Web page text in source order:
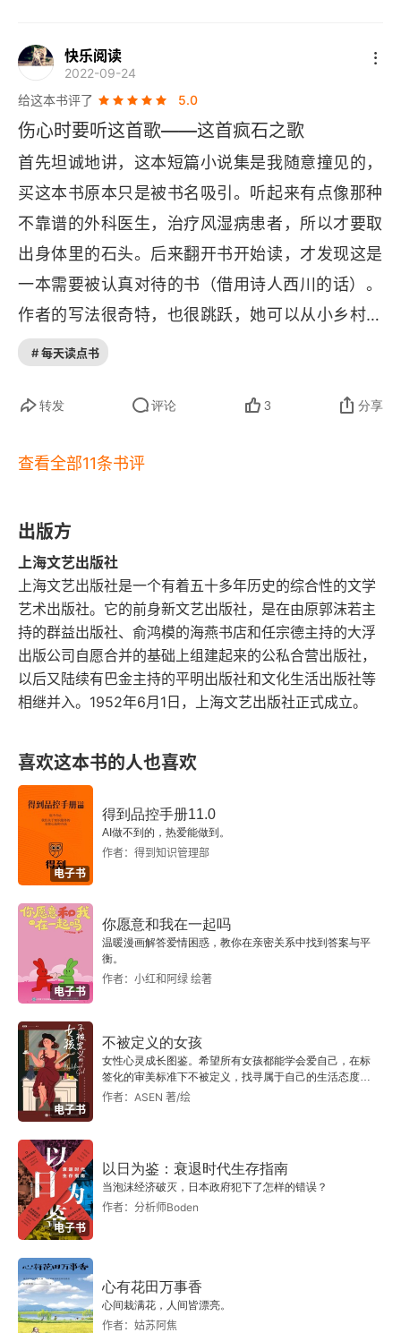
访艺术家朋友们。由于没钱，很多朋友从曼哈顿搬
向更远的地方。这让周婉京想到了 “翠贝卡”—— 它
离画廊群居的 SOHO 很近，却占据了全纽约最贵
的地段。几十年前，还有一些艺术家住在这里。
一个念头从她心中萌生：“我要写一些生活在翠贝
卡，又住不起房子的年轻人的故事。” 住不起房子
的年轻人，生活在城市的 “犄角旮旯”。一个生活在
纽约的女孩要打扮成 “福利姬”，在网上售卖自己的
性感写真才能生存下去。从《纽约最后一个政客》
《福利》《星星》等故事里，读者能够捕捉到这些
“小人物” 的人生百态。他们在努力融入纽约，却又
被种种困难阻挡在纽约的边缘。　　书中，“边缘”
理治疗小组的病人、偷盗的小夫妇、不会讲英文的
家…… 他们时常摇摆、漂泊，夹在各个群体中间，
却不属于任何一个群体。正如读者留言中的一
句：“故事虽然发生在纽约，但他们像是住在我们的
隔壁”。除了人物，周婉京也在故事话题上不断尝
试。抛开过去常写的普世话题，她开始将目光投向
了流量、网暴、直播带货、MCN 等。经过两年的
尝试，《取出疯石》这样一部相对稳定和成熟的作
离的城市故事。　　多重身份标签，碰撞成文章里
的多元惊喜　　“青年作家” 的标签之外，周婉京还
有着 “艺术评论人”“北大博士”“高校老师” 等多重身
份。丰富的生活经历，让她的创作风格走向新奇与
多元。　　漫步于大洋彼岸的艺术圈，周婉京的所
见所闻也映射进她的作品中。《
《纽约最后一个政客》里聊到了艺术、电影；《星
星》提到周婉京自己喜欢的诗人；《危机》中登机
去美国的环节源于她的亲身经历……“我不认为这些
人物是我，可他们身上也都有我。” 诗人西川认
为，《取出疯石》是一本 “中国人跨大洋、跨文化
书写” 的小说。海外生活经历带给周婉京独特的文
纸上，又在一群 “非典型” 的主人公身上呈现出来。
就像主妇的生活中必然有老公和孩子，在 “典
型” 的生活里，通常存在着一套稳定的参照物。
自己，有时又有他人一闪而过。亲身观察与思考
后，周婉京在书中描绘出了他们 “徘徊于几种生活
都没了工作，逐个逐个去安慰他们，安慰到最后发
现那个最需要安慰的人其实是自己。原来我这么久
以来，一直没有好好对待自己。这本书的治愈性来
源于它能开启读者与内心深处自己的一次对话。看
了这本书，我就像是参加了故事开篇的那种 “集体
治疗”，也像是在《危机》当中飞机上共患难的旅
客，好像找到了某种特别强烈的共鸣。觉得现实世
界，没那么灰了。再说一下最受好评的《出埃及
记》这一篇，看完了就觉得确实跟着读者走了一趟
95 号公路，在路的尽头放着一张白白净净的 89
号床垫。那种被人托住的温暖和美好在故事结尾再
快乐阅读
2022-09-24
给这本书评了
5.0
伤心时要听这首歌——这首疯石之歌
首先坦诚地讲，这本短篇小说集是我随意撞见的，
买这本书原本只是被书名吸引。听起来有点像那种
不靠谱的外科医生，治疗风湿病患者，所以才要取
出身体里的石头。后来翻开书开始读，才发现这是
一本需要被认真对待的书（借用诗人西川的话）。​
作者的写法很奇特，也很跳跃，她可以从小乡村写
到纽约，再写到广大的世界，而且她的节奏很持
次读，读到一半都要扣上书，说不出来的感触（但
遇见直转而下的反转），就这样反反复复，读了小
国的遭遇，非常不讨巧，因为大部分我这样的读者
可能会一眼带过或者擦肩错过，可能会觉得与自己
的生活无关就停止了阅读。但事实上，这本书的神
奇就在于它虽然背景设置在纽约，却好像写的是我
身边邻居家的故事。《大榆树》里的老张，《字
幕》里的约翰内斯堡，《星星》里的蒋故事，《纽
约最后一个政客》里的萨拉，都跟我们离得没有想
周婉京是个女孩子，90 后，北京一所大学的外语
系老师。很难想象这是一个年轻女孩不断穿越在性
别、政治、社会、历史、文学、艺术、哲学的边界
上，把自己的每一次跨界、每一次尝试都剖给读者
文指向了世界，或者至少是身体无法抵达的远方。
# 每天读点书
转发 评论 3 分享
查看全部11条书评
出版方
上海文艺出版社
上海文艺出版社是一个有着五十多年历史的综合性的文学
艺术出版社。它的前身新文艺出版社，是在由原郭沫若主
持的群益出版社、俞鸿模的海燕书店和任宗德主持的大浮
出版公司自愿合并的基础上组建起来的公私合营出版社，
以后又陆续有巴金主持的平明出版社和文化生活出版社等
相继并入。1952年6月1日，上海文艺出版社正式成立。
喜欢这本书的人也喜欢
电子书
得到品控手册11.0
AI做不到的，热爱能做到。
作者：得到知识管理部
电子书
你愿意和我在一起吗
温暖漫画解答爱情困惑，教你在亲密关系中找到答案与平
衡。
作者：小红和阿绿 绘著
电子书
不被定义的女孩
女性心灵成长图鉴。希望所有女孩都能学会爱自己，在标
签化的审美标准下不被定义，找寻属于自己的生活态度与
生活方式。
作者：ASEN 著/绘
电子书
以日为鉴：衰退时代生存指南
当泡沫经济破灭，日本政府犯下了怎样的错误？
作者：分析师Boden
心有花田万事香
心间栽满花，人间皆漂亮。
作者：姑苏阿焦